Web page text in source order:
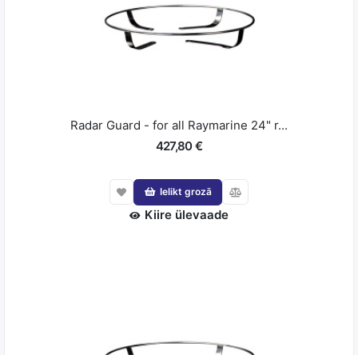
Radar Guard - for all Raymarine 24" r...
427,80 €
Ielikt grozā
Kiire ülevaade